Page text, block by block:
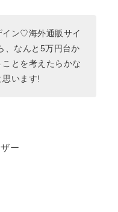
イン♡海外通販サイ
、なんと5万円台か
とを考えたらかな
思います!
ー